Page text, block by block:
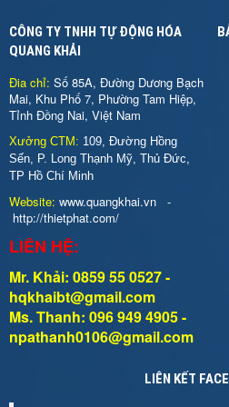
CÔNG TY TNHH TỰ ĐỘNG HÓA
QUANG KHẢI
Đia chỉ: Số 85A, Đường Dương Bạch
Mai, Khu Phố 7, Phường Tam Hiệp,
Tỉnh Đồng Nai, Việt Nam
Xưởng CTM: 109, Đường Hồng
Sến, P. Long Thạnh Mỹ, Thủ Đức,
TP Hồ Chí Minh
Website: www.quangkhai.vn -
http://thietphat.com/
LIÊN HỆ:
Mr. Khải: 0859 55 0527 -
hqkhaibt@gmail.com
Ms. Thanh: 096 949 4905 -
npathanh0106@gmail.com
LIÊN KẾT